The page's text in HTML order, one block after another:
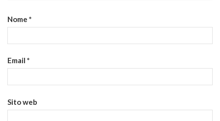
Nome *
Email *
Sito web